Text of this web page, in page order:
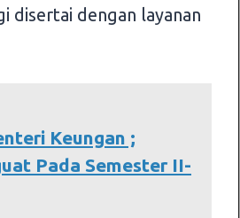
disertai dengan layanan
Keungan ;
Pada Semester II-